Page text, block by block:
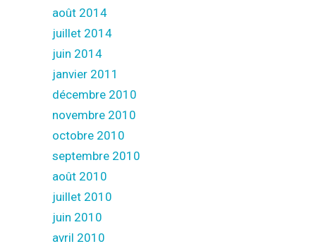
août 2014
juillet 2014
juin 2014
janvier 2011
décembre 2010
novembre 2010
octobre 2010
septembre 2010
août 2010
juillet 2010
juin 2010
avril 2010